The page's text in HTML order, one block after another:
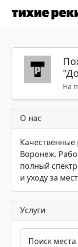
На
О нас
Качественные
Воронеж.
полный
и уходу за
Услуги
Поиск